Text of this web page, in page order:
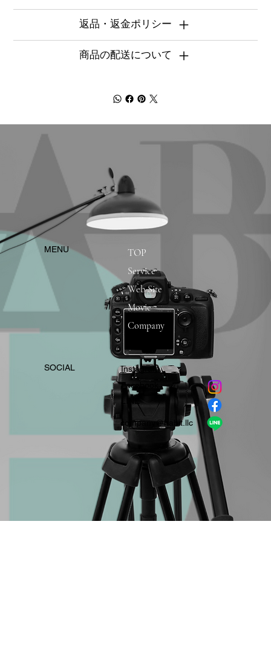
返品・返金ポリシー
商品の配送について
​MENU
TOP
Service
Web Site
Movie
Company
​SOCIAL
Instagram
​Facebook
company＠habit.llc